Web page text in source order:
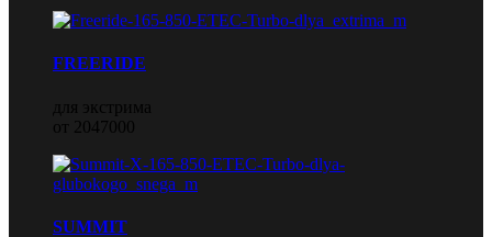
FREERIDE
для экстрима
от 2047000
SUMMIT